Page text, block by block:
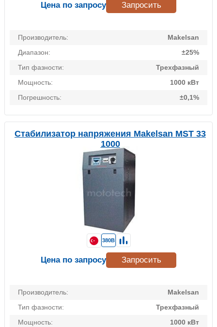
Производитель:
Makelsan
Диапазон:
±25%
Тип фазности:
Трехфазный
Мощность:
1000 кВт
Погрешность:
±0,1%
Цена по запросу Запросить
Стабилизатор напряжения Makelsan MST 33
1000
Производитель:
Makelsan
Тип фазности:
Трехфазный
Мощность:
1000 кВт
380В
Цена по запросу Запросить